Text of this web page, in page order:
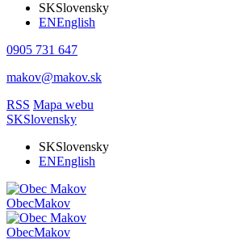
SKSlovensky
ENEnglish
0905 731 647
makov@makov.sk
RSS Mapa webu
SKSlovensky
SKSlovensky
ENEnglish
ObecMakov
ObecMakov